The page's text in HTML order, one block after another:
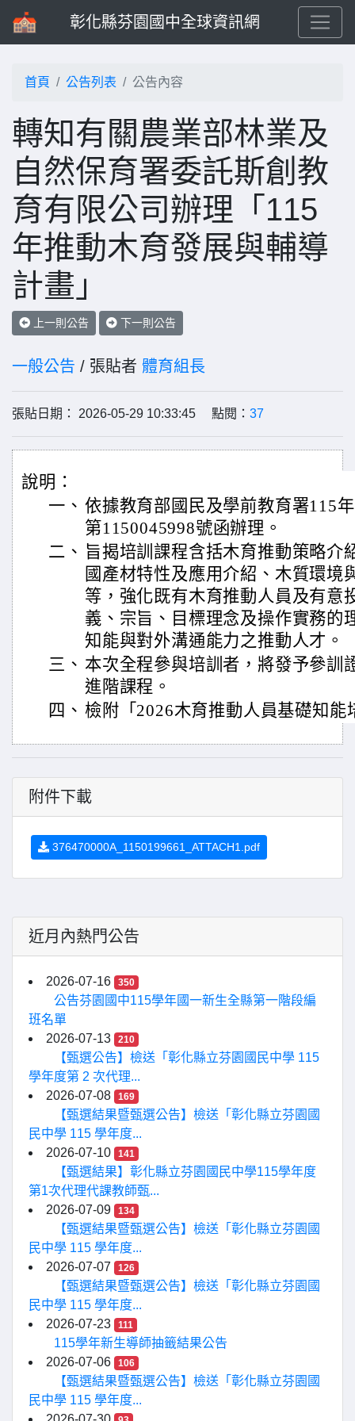
彰化縣芬園國中全球資訊網
首頁 公告列表 公告內容
轉知有關農業部林業及
自然保育署委託斯創教
育有限公司辦理「115
年推動木育發展與輔導
計畫」
上一則公告 下一則公告
一般公告 / 張貼者 體育組長
張貼日期： 2026-05-29 10:33:45 點閱： 37
說明：
一、 依據教育部國民及學前教育署115
第1150045998號函辦理。
二、 旨揭培訓課程含括木育推動策略介
國產材特性及應用介紹、木質環境
等，強化既有木育推動人員及有意
義、宗旨、目標理念及操作實務的
知能與對外溝通能力之推動人才。
三、 本次全程參與培訓者，將發予參訓
進階課程。
四、 檢附「2026木育推動人員基礎知能
附件下載
376470000A_1150199661_ATTACH1.pdf
近月內熱門公告
2026-07-16 350
公告芬園國中115學年國一新生全縣第一階段編
班名單
2026-07-13
210
【甄選公告】檢送「彰化縣立芬園國民中學 115
學年度第 2 次代理...
2026-07-08
169
【甄選結果暨甄選公告】檢送「彰化縣立芬園國
民中學 115 學年度...
2026-07-10
141
【甄選結果】彰化縣立芬園國民中學115學年度
第1次代理代課教師甄...
2026-07-09
134
【甄選結果暨甄選公告】檢送「彰化縣立芬園國
民中學 115 學年度...
2026-07-07
126
【甄選結果暨甄選公告】檢送「彰化縣立芬園國
民中學 115 學年度...
2026-07-23
111
115學年新生導師抽籤結果公告
2026-07-06
106
【甄選結果暨甄選公告】檢送「彰化縣立芬園國
民中學 115 學年度...